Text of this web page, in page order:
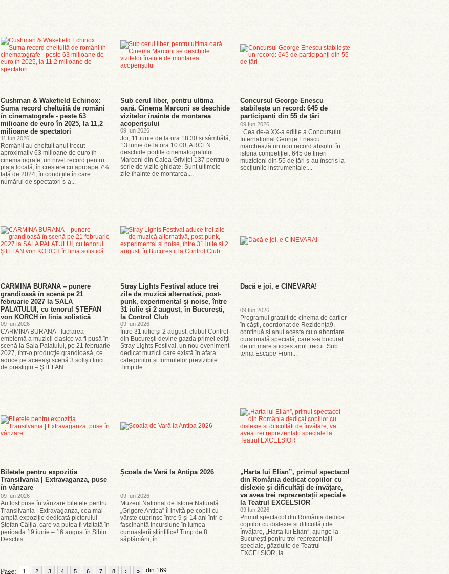
Cushman & Wakefield Echinox:
Suma record cheltuită de români
în cinematografe - peste 63
milioane de euro în 2025, la 11,2
milioane de spectatori
11 Iun 2026
Românii au cheltuit anul trecut
aproximativ 63 milioane de euro în
cinematografe, un nivel record pentru
piața locală, în creștere cu aproape 7%
față de 2024, în condițiile în care
numărul de spectatori s-a...
Sub cerul liber, pentru ultima
oară. Cinema Marconi se deschide
vizitelor înainte de montarea
acoperișului
09 Iun 2026
Joi, 11 iunie de la ora 18.30 și sâmbătă,
13 iunie de la ora 10.00, ARCEN
deschide porțile cinematografului
Marconi din Calea Griviței 137 pentru o
serie de vizite ghidate. Sunt ultimele
zile înainte de montarea,...
Concursul George Enescu
stabilește un record: 645 de
participanți din 55 de țări
09 Iun 2026
Cea de-a XX-a ediție a Concursului
Internațional George Enescu
marchează un nou record absolut în
istoria competiției: 645 de tineri
muzicieni din 55 de țări s-au înscris la
secțiunile instrumentale:...
CARMINA BURANA – punere
grandioasă în scenă pe 21
februarie 2027 la SALA
PALATULUI, cu tenorul ŞTEFAN
von KORCH în linia solistică
09 Iun 2026
CARMINA BURANA - lucrarea
emblemă a muzicii clasice va fi pusă în
scenă la Sala Palatului, pe 21 februarie
2027, într-o producţie grandioasă, ce
aduce pe aceeaşi scenă 3 solişti lirici
de prestigiu – ŞTEFAN...
Stray Lights Festival aduce trei
zile de muzică alternativă, post-
punk, experimental și noise, între
31 iulie și 2 august, în București,
la Control Club
09 Iun 2026
Între 31 iulie și 2 august, clubul Control
din București devine gazda primei ediții
Stray Lights Festival, un nou eveniment
dedicat muzicii care există în afara
categoriilor și formulelor previzibile.
Timp de...
Dacă e joi, e CINEVARA!
09 Iun 2026
Programul gratuit de cinema de cartier
în căști, coordonat de Rezidența9,
continuă și anul acesta cu o abordare
curatorială specială, care s-a bucurat
de un mare succes anul trecut. Sub
tema Escape From...
Biletele pentru expoziția
Transilvania | Extravaganza, puse
în vânzare
09 Iun 2026
Au fost puse în vânzare biletele pentru
Transilvania | Extravaganza, cea mai
amplă expoziție dedicată pictorului
Ștefan Câlția, care va putea fi vizitată în
perioada 19 iunie – 16 august în Sibiu.
Deschis...
Școala de Vară la Antipa 2026
09 Iun 2026
Muzeul Național de Istorie Naturală
„Grigore Antipa” îi invită pe copiii cu
vârste cuprinse între 9 și 14 ani într-o
fascinantă incursiune în lumea
cunoașterii științifice! Timp de 8
săptămâni, în...
„Harta lui Elian”, primul spectacol
din România dedicat copiilor cu
dislexie și dificultăți de învățare,
va avea trei reprezentații speciale
la Teatrul EXCELSIOR
09 Iun 2026
Primul spectacol din România dedicat
copiilor cu dislexie și dificultăți de
învățare, „Harta lui Elian”, ajunge la
București pentru trei reprezentații
speciale, găzduite de Teatrul
EXCELSIOR, la...
Page: 1 2 3 4 5 6 7 8 din 169
› »